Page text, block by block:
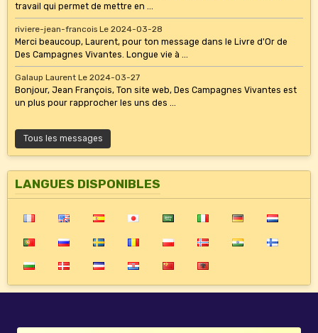
travail qui permet de mettre en ...
riviere-jean-francois Le 2024-03-28
Merci beaucoup, Laurent, pour ton message dans le Livre d'Or de
Des Campagnes Vivantes. Longue vie à ...
Galaup Laurent Le 2024-03-27
Bonjour, Jean François, Ton site web, Des Campagnes Vivantes est
un plus pour rapprocher les uns des ...
Tous les messages
LANGUES DISPONIBLES